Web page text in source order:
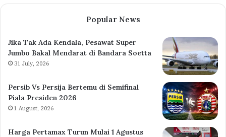
Popular News
Jika Tak Ada Kendala, Pesawat Super
Jumbo Bakal Mendarat di Bandara Soetta
31 July, 2026
Persib Vs Persija Bertemu di Semifinal
Piala Presiden 2026
1 August, 2026
Harga Pertamax Turun Mulai 1 Agustus